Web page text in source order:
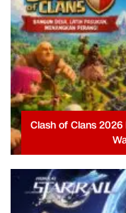
Clash of Clans